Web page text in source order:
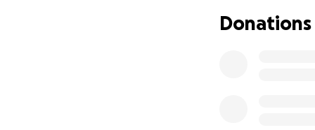
immer wieder
verschoben.
Donations